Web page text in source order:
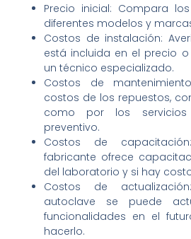
Precio inicial: Compara
diferentes modelos y
Costos de instalación:
está incluida en el precio
un técnico especializado.
Costos de
costos de los repuestos,
como por los servicios
preventivo.
Costos de
fabricante ofrece
del laboratorio y si hay
Costos de
autoclave se puede
funcionalidades en el
hacerlo.